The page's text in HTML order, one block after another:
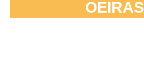
OEIRAS